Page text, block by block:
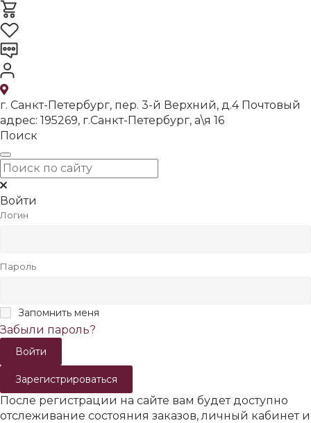
г. Санкт-Петербург, пер. 3-й Верхний, д.4 Почтовый
адрес: 195269, г.Санкт-Петербург, а\я 16
Поиск
Войти
Логин
Пароль
Запомнить меня
Забыли пароль?
Зарегистрироваться
После регистрации на сайте вам будет доступно
отслеживание состояния заказов, личный кабинет и